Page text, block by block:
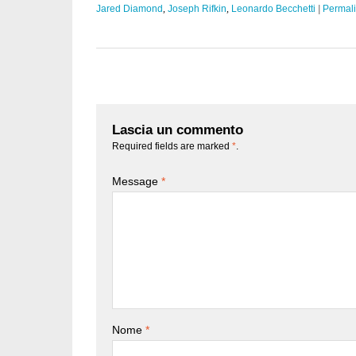
Jared Diamond, Joseph Rifkin, Leonardo Becchetti
Lascia un commento
Required fields are marked *
Message *
Nome *